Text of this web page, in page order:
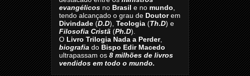
evangélicos no Brasil e no mundo,
tendo alcançado o grau de Doutorem
Divindade (D.D), Teologia (Th.D) e
Filosofia Cristã (Ph.D).
O Livro Trilogia Nada a Perder,
biografia do Bispo Edir Macedo
ultrapassam os 8 milhões de livros
vendidos em todo o mundo.